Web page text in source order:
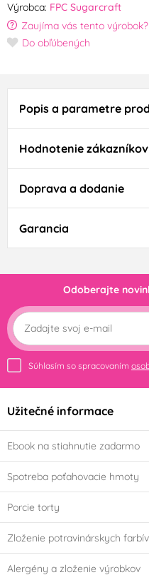
Výrobca: FPC Sugarcraft
Zaujíma vás tento výrobok?
Do obľúbených
Popis a parametre
Hodnotenie zákazníkov
Doprava a dodanie
Garancia
Odoberajte
Súhlasím so spracovaním
Užitečné informace
Ebook na stiahnutie zadarmo
Spotreba poťahovacie hmoty
Porcie torty
Zloženie potravinárskych
Alergény a zloženie výrobkov